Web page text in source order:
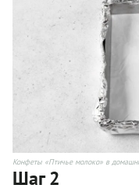
Конфеты «Птичье молоко» в
Шаг 2